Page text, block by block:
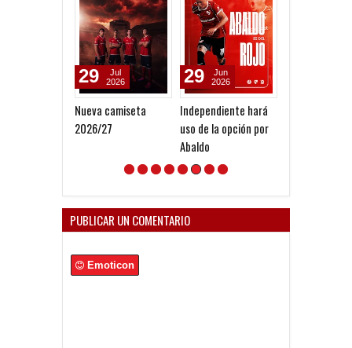
Nueva camiseta
2026/27
29
Jul
2026
Independiente hará
uso de la opción por
Abaldo
29
Jun
2026
PUBLICAR UN COMENTARIO
Emoticon